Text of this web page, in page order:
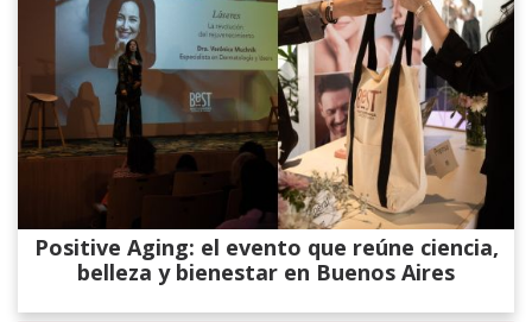
Positive Aging: el evento que reúne ciencia,
belleza y bienestar en Buenos Aires